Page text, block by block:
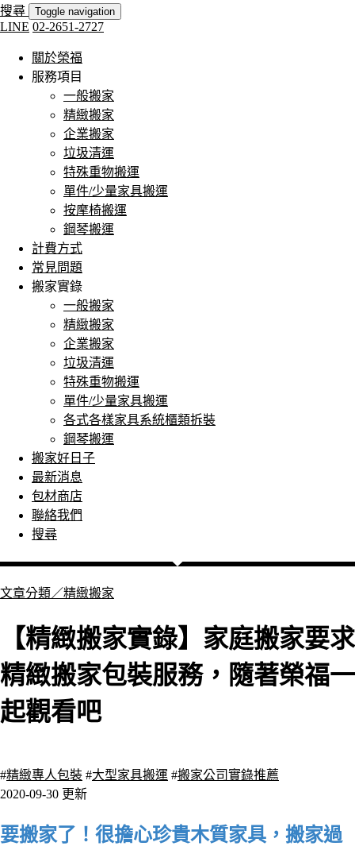
搜尋 Toggle navigation
LINE 02-2651-2727
關於榮福
服務項目
一般搬家
精緻搬家
企業搬家
垃圾清運
特殊重物搬運
單件/少量家具搬運
按摩椅搬運
鋼琴搬運
計費方式
常見問題
搬家實錄
一般搬家
精緻搬家
企業搬家
垃圾清運
特殊重物搬運
單件/少量家具搬運
各式各樣家具系統櫃類拆裝
鋼琴搬運
搬家好日子
最新消息
包材商店
聯絡我們
搜尋
文章分類／精緻搬家
【精緻搬家實錄】家庭搬家要求
精緻搬家包裝服務，隨著榮福一
起觀看吧
#精緻專人包裝 #大型家具搬運 #搬家公司實錄推薦
2020-09-30 更新
要搬家了！很擔心珍貴木質家具，搬家過